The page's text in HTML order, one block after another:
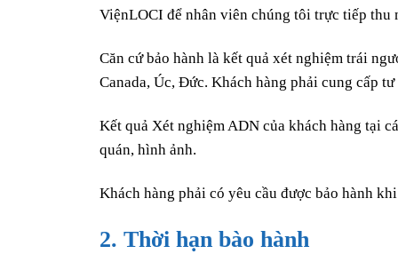
ViệnLOCI để nhân viên chúng tôi trực tiếp thu
Căn cứ bảo hành là kết quả xét nghiệm trái
Canada, Úc, Đức. Khách hàng phải cung cấp
Kết quả Xét nghiệm ADN của khách hàng tại
quán, hình ảnh.
Khách hàng phải có yêu cầu được bảo hành
2. Thời hạn bào hành